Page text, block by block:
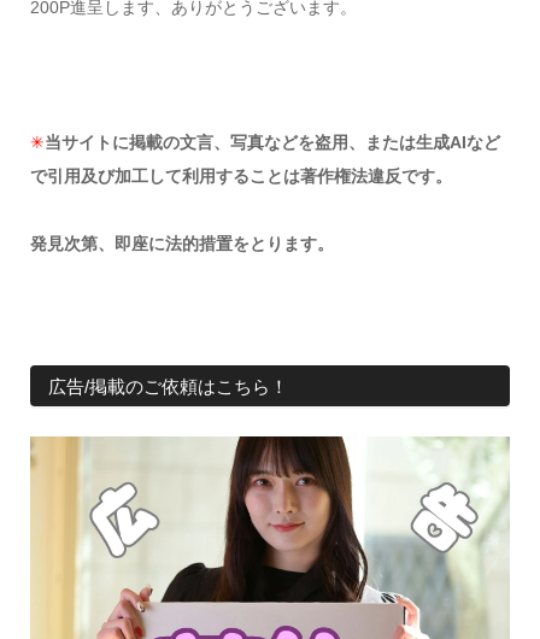
200P進呈します、ありがとうございます。
✳︎当サイトに掲載の文言、写真などを盗用、または生成AIなど
で引用及び加工して利用することは著作権法違反です。
発見次第、即座に法的措置をとります。
広告/掲載のご依頼はこちら！